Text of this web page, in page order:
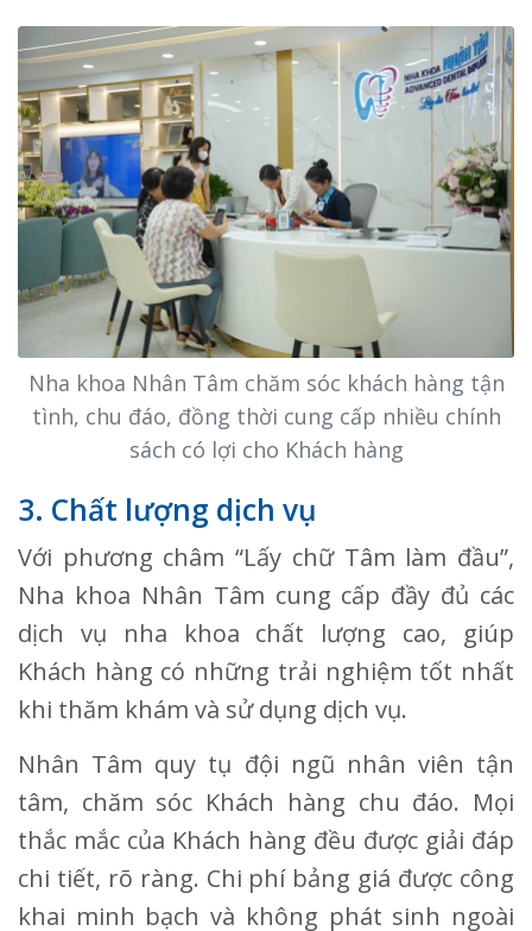
Nha khoa Nhân Tâm chăm sóc khách hàng tận
tình, chu đáo, đồng thời cung cấp nhiều chính
sách có lợi cho Khách hàng
3. Chất lượng dịch vụ
Với phương châm “Lấy chữ Tâm làm đầu”,
Nha khoa Nhân Tâm cung cấp đầy đủ các
dịch vụ nha khoa chất lượng cao, giúp
Khách hàng có những trải nghiệm tốt nhất
khi thăm khám và sử dụng dịch vụ.
Nhân Tâm quy tụ đội ngũ nhân viên tận
tâm, chăm sóc Khách hàng chu đáo. Mọi
thắc mắc của Khách hàng đều được giải đáp
chi tiết, rõ ràng. Chi phí bảng giá được công
khai minh bạch và không phát sinh ngoài